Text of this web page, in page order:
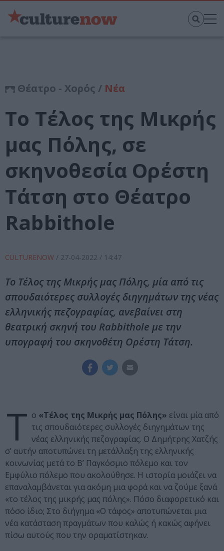
Θέατρο - Χορός / Νέα
Το Τέλος της Μικρής
μας Πόλης, σε
σκηνοθεσία Ορέστη
Τάτση στο Θέατρο
Rabbithole
CULTURENOW / 27-04-2022 / 14:47
Το Τέλος της Μικρής μας Πόλης, μία από τις
σπουδαιότερες συλλογές διηγημάτων της νέας
ελληνικής πεζογραφίας, ανεβαίνει στη
θεατρική σκηνή του Rabbithole με την
υπογραφή του σκηνοθέτη Ορέστη Τάτση.
Τ ο «Τέλος της Μικρής μας Πόλης» είναι μία από
τις σπουδαιότερες συλλογές διηγημάτων της
νέας ελληνικής πεζογραφίας. Ο Δημήτρης Χατζής
σ’ αυτήν αποτυπώνει τη μετάλλαξη της ελληνικής
κοινωνίας μετά το Β’ Παγκόσμιο πόλεμο και τον
Εμφύλιο πόλεμο που ακολούθησε. Η ιστορία μοιάζει να
επαναλαμβάνεται για ακόμη μια φορά και να ζούμε ξανά
«το τέλος της μικρής μας πόλης». Πόσο διαφορετικό και
πόσο ίδιο; Στο διήγημα «Ο τάφος» αποτυπώνεται μια
νέα κατάσταση πραγμάτων που καλώς ή κακώς αφήνει
πίσω αυτούς που την οραματίστηκαν.